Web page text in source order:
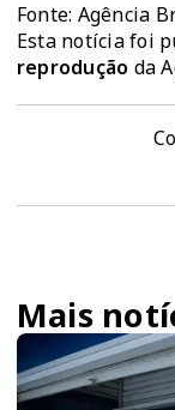
Fonte: Agência
Esta notícia foi
reprodução da
Mais